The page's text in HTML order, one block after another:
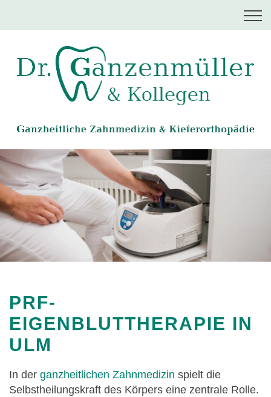
PRF-
EIGENBLUTTHERAPIE IN
ULM
In der ganzheitlichen Zahnmedizin spielt die
Selbstheilungskraft des Körpers eine zentrale Rolle.